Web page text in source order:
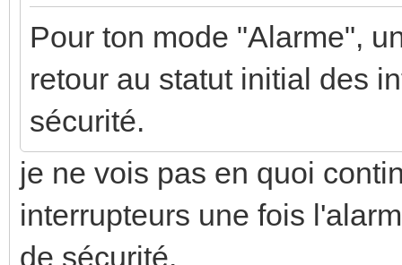
Pour ton mode "Alarme",
retour au statut initial des
sécurité.
je ne vois pas en quoi
interrupteurs une fois
de sécurité.